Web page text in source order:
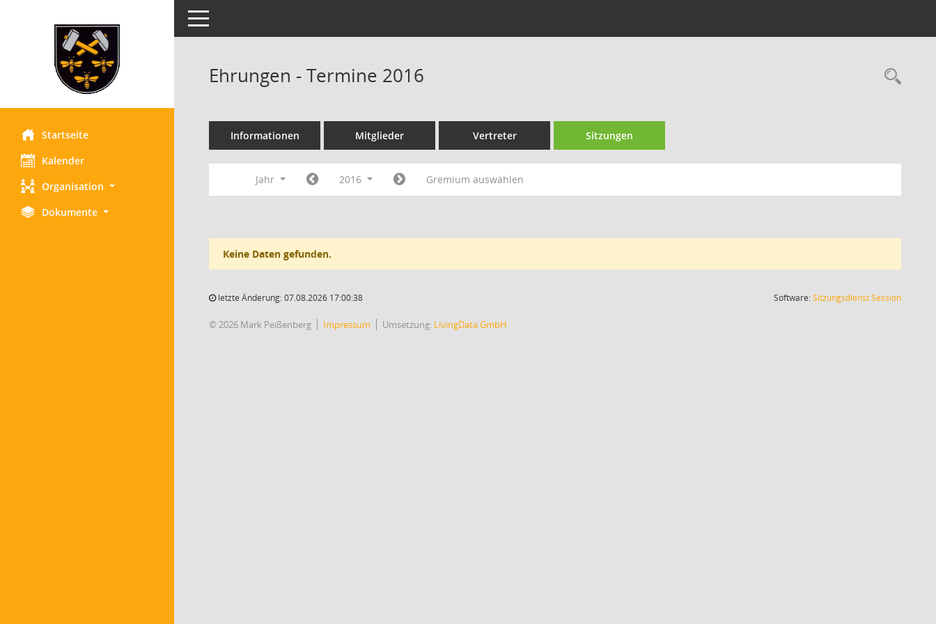
Startseite
Kalender
Organisation
Dokumente
Toggle navigation
Ehrungen - Termine 2016
Informationen Mitglieder Vertreter Sitzungen
Jahr 2016 Gremium auswählen
Keine Daten gefunden.
letzte Änderung: 07.08.2026 17:00:38 Software:SitzungsdienstSession(Wird in
© 2026 Mark Peißenberg Impressum Umsetzung: LivingData GmbH